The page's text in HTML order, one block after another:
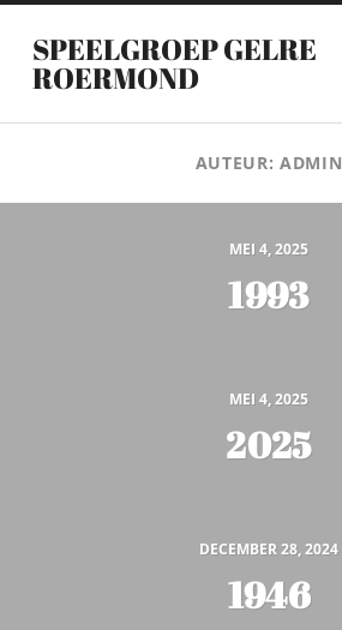
SPEELGROEP GELRE
ROERMOND
AUTEUR: ADMIN
MEI 4, 2025
1993
MEI 4, 2025
2025
DECEMBER 28, 2024
1946